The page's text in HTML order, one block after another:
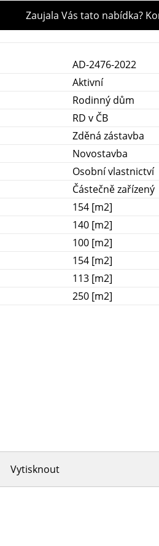
Zaujala Vás tato nabídka?
AD-2476-2022
Aktivní
Rodinný dům
RD v ČB
Zděná zástavba
Novostavba
Osobní vlastnictví
Částečně zařízený
154 [m2]
140 [m2]
100 [m2]
154 [m2]
113 [m2]
250 [m2]
Vytisknout